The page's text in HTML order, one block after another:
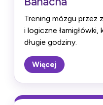
Trening mózgu przez
i logiczne
długie godziny.
Więcej